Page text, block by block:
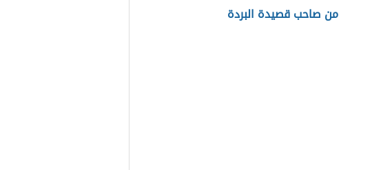
من صاحب قصيدة البردة